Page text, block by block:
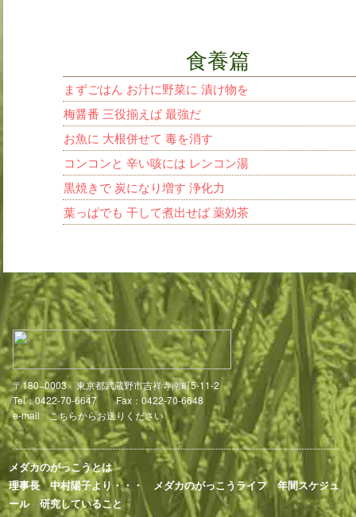
食養篇
まずごはん お汁に野菜に 漬け物を
梅醤番 三役揃えば 最強だ
お魚に 大根併せて 毒を消す
コンコンと 辛い咳には レンコン湯
黒焼きで 炭になり増す 浄化力
葉っぱでも 干して煮出せば 薬効茶
〒180−0003 東京都武蔵野市吉祥寺南町5-11-2
Tel：0422-70-6647 Fax：0422-70-6648
e-mailこちらからお送りください
メダカのがっこうとは
理事長 中村陽子より・・・
メダカのがっこうライフ
年間スケジュ
ール
研究していること